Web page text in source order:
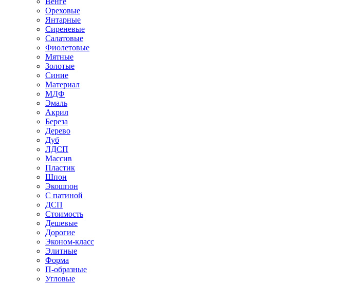
Ореховые
Янтарные
Сиреневые
Салатовые
Фиолетовые
Мятные
Золотые
Синие
Материал
МДФ
Эмаль
Акрил
Береза
Дерево
Дуб
ЛДСП
Массив
Пластик
Шпон
Экошпон
С патиной
ДСП
Стоимость
Дешевые
Дорогие
Эконом-класс
Элитные
Форма
П-образные
Угловые